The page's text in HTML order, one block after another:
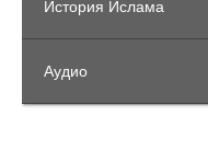
История Ислама
Аудио